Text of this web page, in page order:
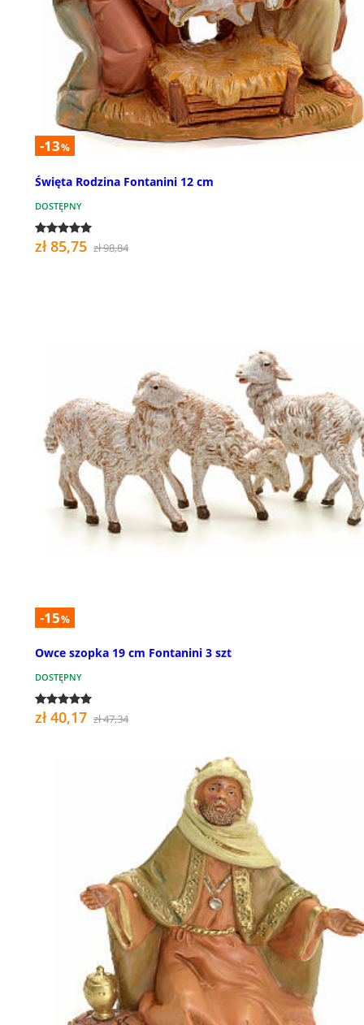
-13%
Święta Rodzina Fontanini 12 cm
DOSTĘPNY
zł 85,75 zł 98,84
-15%
Owce szopka 19 cm Fontanini 3 szt
DOSTĘPNY
zł 40,17 zł 47,34